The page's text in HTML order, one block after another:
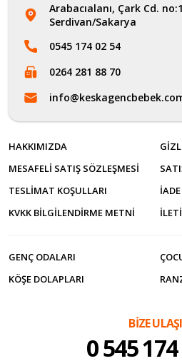
Arabacıalanı, Çark Cd.
Serdivan/Sakarya
0545 174 02 54
0264 281 88 70
HAKKIMIZDA
MESAFELI SATIŞ SÖZLEŞMESI
TESLIMAT KOŞULLARI
KVKK BILGILENDIRME METNI
GENÇ ODALARI
KÖŞE DOLAPLARI
BİZE
0 545